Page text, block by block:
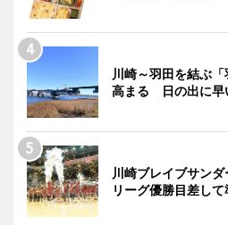
川崎～羽田を結ぶ
高まる 日の出に早
川崎ブレイブサン
リーグ優勝目差し